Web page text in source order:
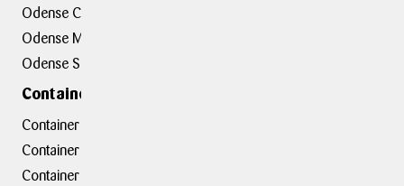
Odense C
Odense M
Odense S
Containerafdelinger
Container hovedkontor
Container Hasselager
Container Kolding